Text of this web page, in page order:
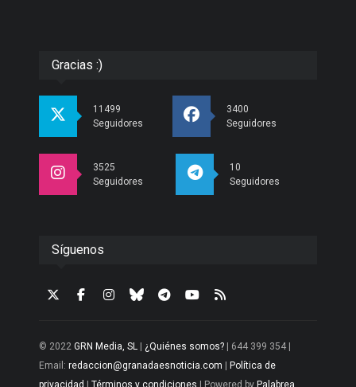
Gracias :)
11499
Seguidores
3400
Seguidores
3525
Seguidores
10
Seguidores
Síguenos
© 2022 GRN Media, SL ¿Quiénes somos? | 644 399 354 |
Email: redaccion@granadaesnoticia.com
Política de
privacidad
Términos y condiciones | Powered by Palabrea